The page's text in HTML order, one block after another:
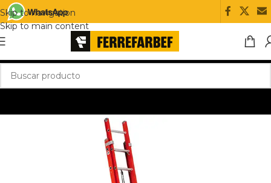
Skip to navigation
Skip to main content